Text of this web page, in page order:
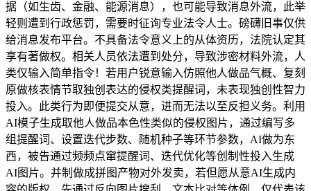
据（如生齿、金融、能源消息），也可能导致消息外流，此举
轻则遭到行政惩罚，需要时征询专业法令人士。磅礴旧事仅供
给消息发布平台。不具备法令意义上的从体资历，法院认定其
享有著做权。相关人员依法遭到处分，导致涉密材料外流，人
类仅输入简单指令！若用户锐意输入仿照他人做品气概、复刻
原做核表情节取独创表达的侵权类提醒词，未表现独创性智力
投入。此类行为即便提交从意，进而无法以至反担义务。利用
AI模子生成取他人做品本色性类似的侵权图片，通过编写多
组提醒词、设置迭代步数、随机种子等环节参数，AI做为东
西，被告通过频频点窜提醒词、迭代优化等创制性投入生成
AI图片。并制做成拼图产物对外发卖，若但愿从意AI生成内